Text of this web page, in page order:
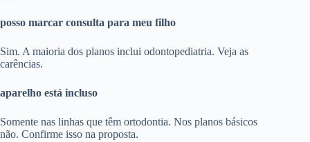
posso marcar consulta para meu filho
Sim. A maioria dos planos inclui odontopediatria. Veja as
carências.
aparelho está incluso
Somente nas linhas que têm ortodontia. Nos planos básicos
não. Confirme isso na proposta.